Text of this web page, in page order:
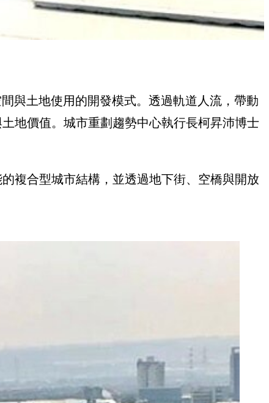
與土地使用的開發模式。透過軌道人流，帶動
地價值。城市重劃趨勢中心執行長柯昇沛博士
複合型城市結構，並透過地下街、空橋與開放